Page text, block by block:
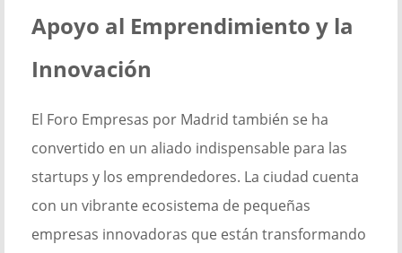
Apoyo al Emprendimiento y la
Innovación
El Foro Empresas por Madrid también se ha
convertido en un aliado indispensable para las
startups y los emprendedores. La ciudad cuenta
con un vibrante ecosistema de pequeñas
empresas innovadoras que están transformando